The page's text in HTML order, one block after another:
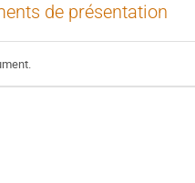
de présentation